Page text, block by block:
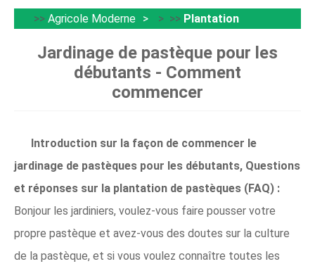
>> Agricole Moderne > >> Plantation
Jardinage de pastèque pour les
débutants - Comment
commencer
Introduction sur la façon de commencer le
jardinage de pastèques pour les débutants, Questions
et réponses sur la plantation de pastèques (FAQ) :
Bonjour les jardiniers, voulez-vous faire pousser votre
propre pastèque et avez-vous des doutes sur la culture
de la pastèque, et si vous voulez connaître toutes les